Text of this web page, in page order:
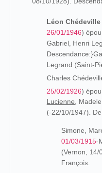
Léon Chédeville
26/01/1946)
Gabriel, Henri
Legrand (Saint-
Charles
25/02/1926)
Lucienne,
(-22/10/1947).
Simone,
01/03/1915-
(Vernon, 14/
François.